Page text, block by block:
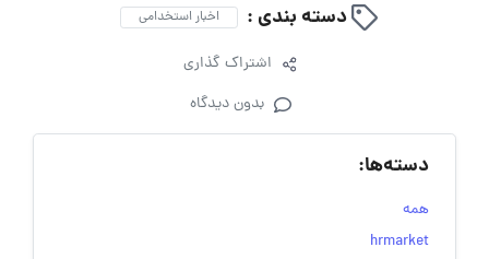
دسته بندی : اخبار استخدامی
اشتراک گذاری
بدون دیدگاه
دسته‌ها:
همه
hrmarket